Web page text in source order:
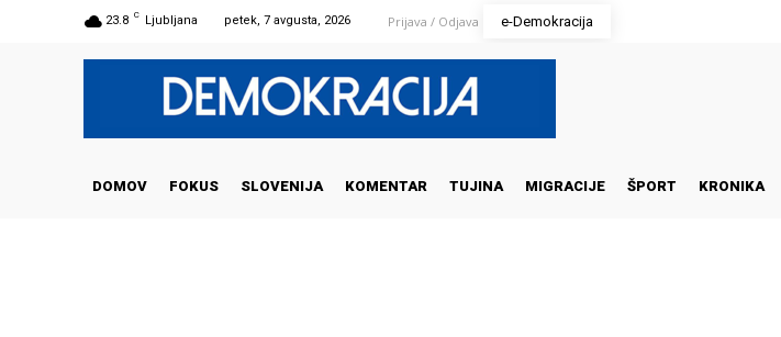
23.8 C Ljubljana petek, 7 avgusta, 2026 Prijava / Odjava e-Demokracija
DOMOV FOKUS SLOVENIJA KOMENTAR TUJINA MIGRACIJE ŠPORT KRONIKA